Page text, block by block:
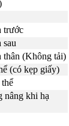
trước
thân (Không tải)
(có kẹp giấy)
nâng khi hạ